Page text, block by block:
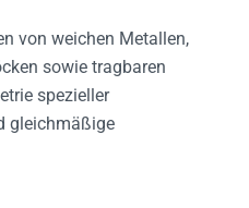
von weichen Metallen,
sowie tragbaren
spezieller
gleichmäßige